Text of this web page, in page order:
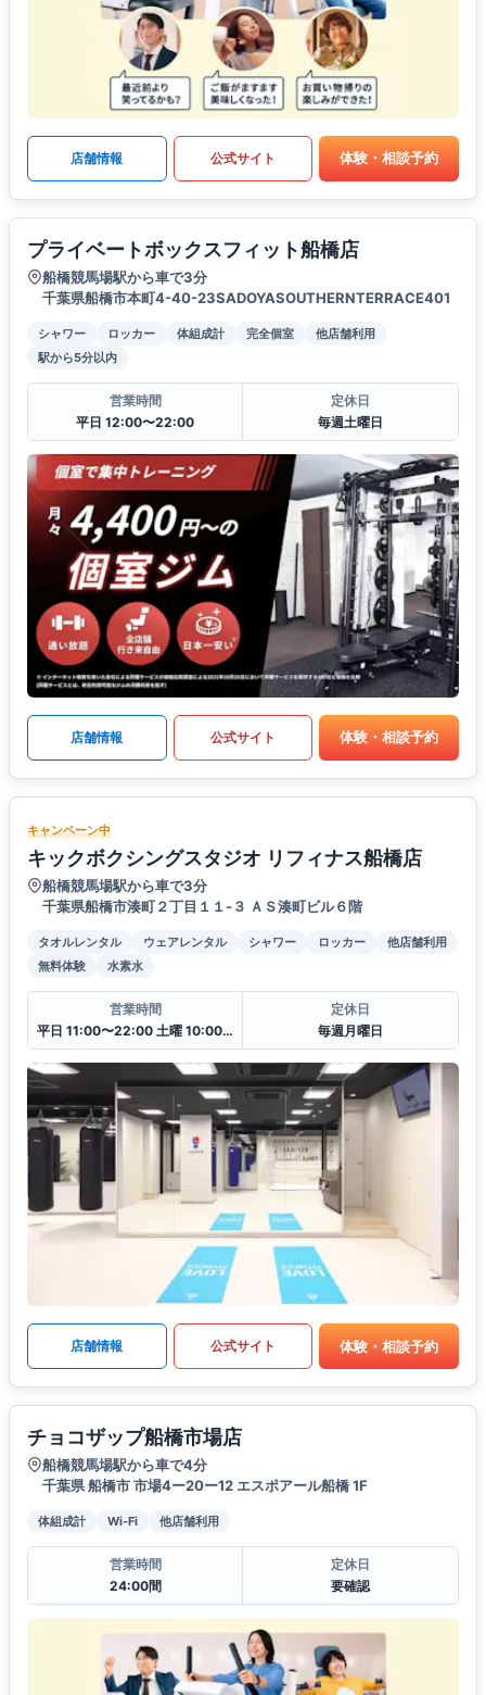
店舗情報 公式サイト 体験・相談予約
プライベートボックスフィット船橋店
船橋競馬場駅から車で3分
千葉県船橋市本町4-40-23SADOYASOUTHERNTERRACE401
シャワー ロッカー 体組成計 完全個室
他店舗利用
駅から5分以内
営業時間
平日 12:00〜22:00
定休日
毎週土曜日
店舗情報 公式サイト 体験・相談予約
キャンペーン中
キックボクシングスタジオ リフィナス船橋店
船橋競馬場駅から車で3分
千葉県船橋市湊町２丁目１１-３ ＡＳ湊町ビル６階
タオルレンタル ウェアレンタル シャワー ロッカー
他店舗利用
無料体験
水素水
営業時間
平日 11:00〜22:00 土曜 10:00〜20:00 日・祝 10:00〜18:00
定休日
毎週月曜日
店舗情報 公式サイト 体験・相談予約
チョコザップ船橋市場店
船橋競馬場駅から車で4分
千葉県 船橋市 市場4ー20ー12 エスポアール船橋 1F
体組成計 Wi-Fi 他店舗利用
営業時間
24:00間
定休日
要確認